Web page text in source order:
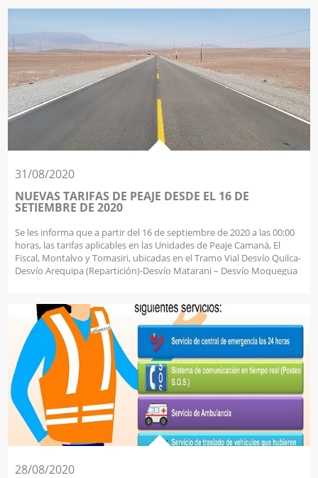
31/08/2020
NUEVAS TARIFAS DE PEAJE DESDE EL 16 DE
SETIEMBRE DE 2020
Se les informa que a partir del 16 de septiembre de 2020 a las 00:00
horas, las tarifas aplicables en las Unidades de Peaje Camaná, El
Fiscal, Montalvo y Tomasiri, ubicadas en el Tramo Vial Desvío Quilca-
Desvío Arequipa (Repartición)-Desvío Matarani – Desvío Moquegua
28/08/2020